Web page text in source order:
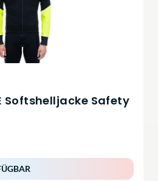
Softshelljacke Safety